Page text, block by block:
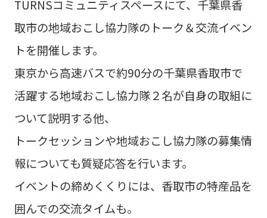
TURNSコミュニティスペースにて、千葉県香
取市の地域おこし協力隊のトーク＆交流イベン
トを開催します。
東京から高速バスで約90分の千葉県香取市で
活躍する地域おこし協力隊２名が自身の取組に
ついて説明する他、
トークセッションや地域おこし協力隊の募集情
報についても質疑応答を行います。
イベントの締めくくりには、香取市の特産品を
囲んでの交流タイムも。